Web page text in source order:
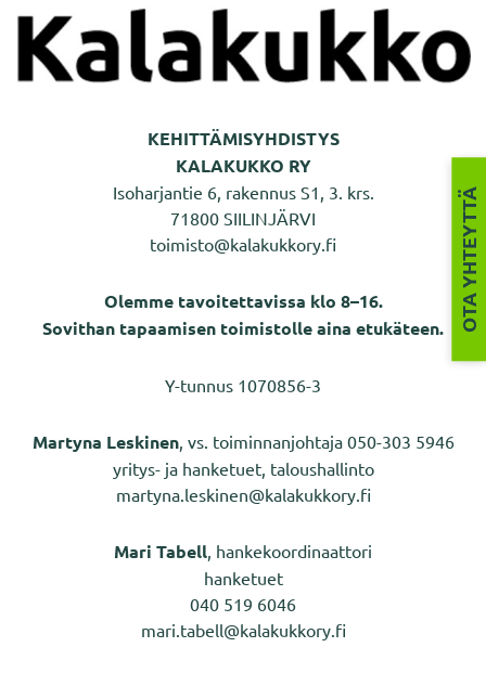
KEHITTÄMISYHDISTYS
KALAKUKKO RY
Isoharjantie 6, rakennus S1, 3. krs.
71800 SIILINJÄRVI
toimisto@kalakukkory.fi
Olemme tavoitettavissa klo 8–16.
Sovithan tapaamisen toimistolle aina etukäteen.
Y-tunnus 1070856-3
Martyna Leskinen, vs. toiminnanjohtaja 050-303 5946
yritys- ja hanketuet, taloushallinto
martyna.leskinen@kalakukkory.fi
Mari Tabell , hankekoordinaattori
hanketuet
040 519 6046
mari.tabell@kalakukkory.fi
OTA YHTEYTTÄ